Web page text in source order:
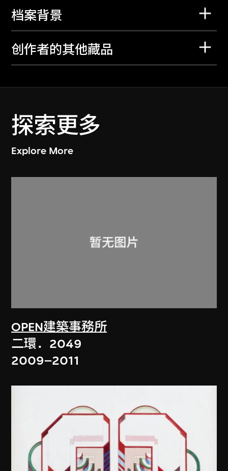
档案背景
创作者的其他藏品
探索更多
Explore More
OPEN建築事務所
二環．2049
2009–2011